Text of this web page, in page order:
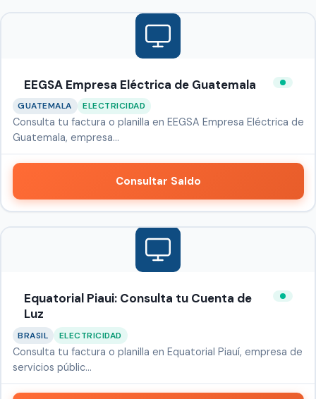
EEGSA Empresa Eléctrica de Guatemala
GUATEMALA ELECTRICIDAD
Consulta tu factura o planilla en EEGSA Empresa Eléctrica de
Guatemala, empresa…
Consultar Saldo
Equatorial Piaui: Consulta tu Cuenta de
Luz
BRASIL ELECTRICIDAD
Consulta tu factura o planilla en Equatorial Piauí, empresa de
servicios públic…